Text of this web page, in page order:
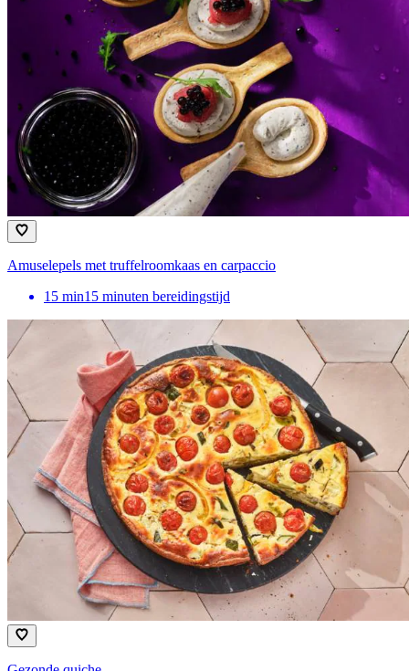
Amuselepels met truffelroomkaas en carpaccio
15 min15 minuten bereidingstijd